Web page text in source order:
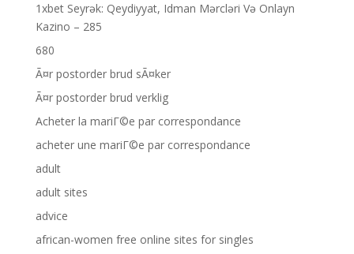
1xbet Seyrək: Qeydiyyat, Idman Mərcləri Və Onlayn
Kazino – 285
680
Ã¤r postorder brud sÃ¤ker
Ã¤r postorder brud verklig
Acheter la mariГ©e par correspondance
acheter une mariГ©e par correspondance
adult
adult sites
advice
african-women free online sites for singles